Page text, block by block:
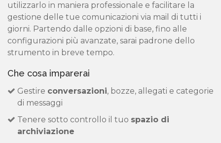
utilizzarlo in maniera professionale e facilitare la
gestione delle tue comunicazioni via mail di tutti i
giorni. Partendo dalle opzioni di base, fino alle
configurazioni più avanzate, sarai padrone dello
strumento in breve tempo.
Che cosa imparerai
Gestire conversazioni, bozze, allegati e categorie
di messaggi
Tenere sotto controllo il tuo spazio di
archiviazione